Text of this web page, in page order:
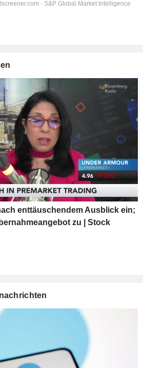
enttäuschendem Ausblick ein;
zu | Stock